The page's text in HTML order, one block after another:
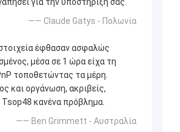
για την υποστήριξή σας.
—— Claude Gatys - Πολωνία
έφθασαν ασφαλώς
μέσα σε 1 ώρα είχα τη
τοποθετώντας τα μέρη.
και οργάνωση, ακριβείς,
Tsop48 κανένα πρόβλημα.
—— Ben Grimmett - Αυστραλία